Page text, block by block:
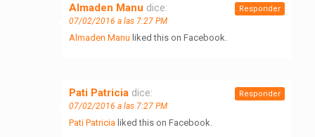
Almaden Manu dice:
07/02/2016 a las 7:27 PM
Almaden Manu liked this on Facebook.
Responder
Pati Patricia dice:
07/02/2016 a las 7:27 PM
Pati Patricia liked this on Facebook.
Responder